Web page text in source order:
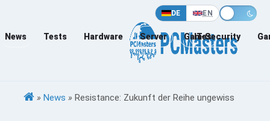
DE EN
News Tests Hardware Server Games
IT-Security
» News » Resistance: Zukunft der Reihe ungewiss